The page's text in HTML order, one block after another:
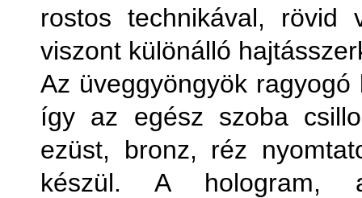
rostos technikával, rövid
viszont különálló
Az üveggyöngyök
így az egész szoba
ezüst, bronz, réz
készül. A hologram,